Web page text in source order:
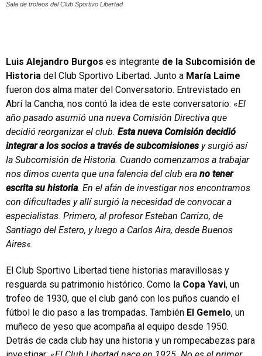
Sala de trofeos del Club Sportivo Libertad
Luis Alejandro Burgos es integrante de la Subcomisión de
Historia del Club Sportivo Libertad. Junto a María Laime
fueron dos alma mater del Conversatorio. Entrevistado en
Abrí la Cancha, nos contó la idea de este conversatorio: «El
año pasado asumió una nueva Comisión Directiva que
decidió reorganizar el club. Esta nueva Comisión decidió
integrar a los socios a través de subcomisiones y surgió así
la Subcomisión de Historia. Cuando comenzamos a trabajar
nos dimos cuenta que una falencia del club era no tener
escrita su historia. En el afán de investigar nos encontramos
con dificultades y allí surgió la necesidad de convocar a
especialistas. Primero, al profesor Esteban Carrizo, de
Santiago del Estero, y luego a Carlos Aira, desde Buenos
Aires«.
El Club Sportivo Libertad tiene historias maravillosas y
resguarda su patrimonio histórico. Como la Copa Yavi, un
trofeo de 1930, que el club ganó con los puños cuando el
fútbol le dio paso a las trompadas. También El Gemelo, un
muñeco de yeso que acompaña al equipo desde 1950.
Detrás de cada club hay una historia y un rompecabezas para